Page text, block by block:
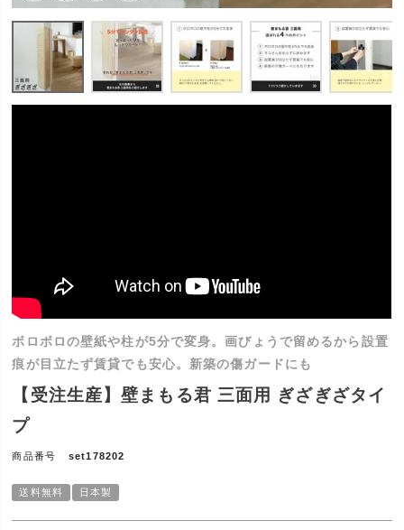
ボロボロの壁紙や柱が5分で変身。画びょうで留めるから設置
痕が目立たず賃貸でも安心。新築の傷ガードにも
【受注生産】壁まもる君 三面用 ぎざぎざタイ
プ
商品番号 set178202
送料無料 日本製